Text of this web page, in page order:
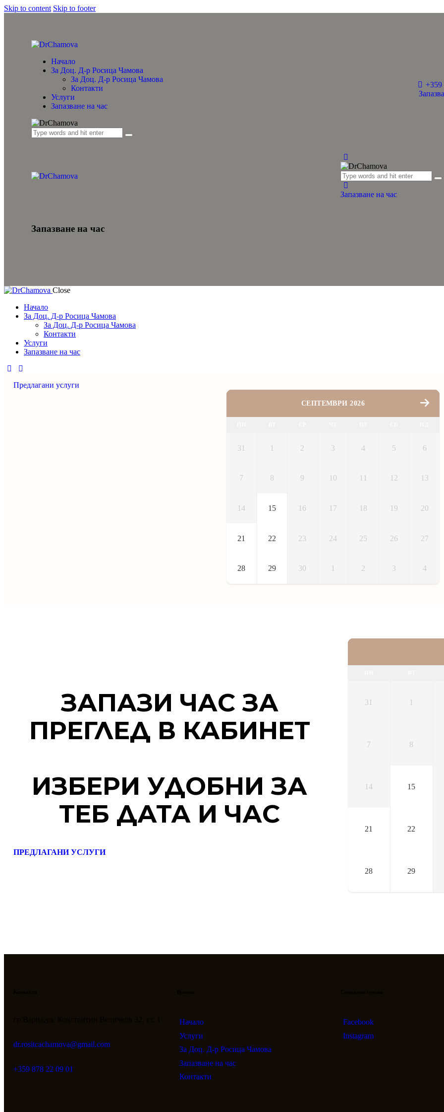
Skip to content Skip to footer
Начало
За Доц. Д-р Росица Чамова
За Доц. Д-р Росица Чамова
Контакти
Услуги
Запазване на час
+359
Запазване на час
Запазване на час
Close
Начало
За Доц. Д-р Росица Чамова
За Доц. Д-р Росица Чамова
Контакти
Услуги
Запазване на час
Предлагани услуги
СЕПТЕМВРИ 2026
31 1 2 3 4 5 6
7 8 9 10 11 12 13
14 15 16 17 18 19 20
21 22 23 24 25 26 27
28 29 30 1 2 3 4
ЗАПАЗИ ЧАС ЗА
ПРЕГЛЕД В КАБИНЕТ
ИЗБЕРИ УДОБНИ ЗА
ТЕБ ДАТА И ЧАС
ПРЕДЛАГАНИ УСЛУГИ
31 1
7 8
14 15
21 22
28 29
dr.rositcachamova@gmail.com
+359 878 22 09 01
Начало
Услуги
За Доц. Д-р Росица Чамова
Запазване на час
Контакти
Facebook
Instagram